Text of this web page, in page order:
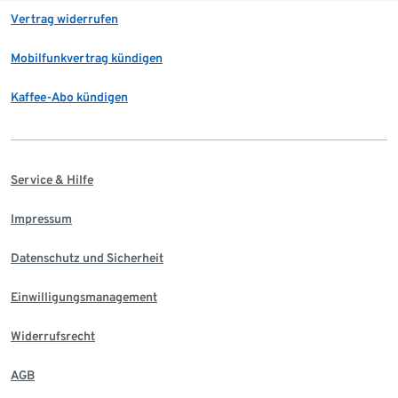
Vertrag widerrufen
Mobilfunkvertrag kündigen
Kaffee-Abo kündigen
Service & Hilfe
Impressum
Datenschutz und Sicherheit
Einwilligungsmanagement
Widerrufsrecht
AGB